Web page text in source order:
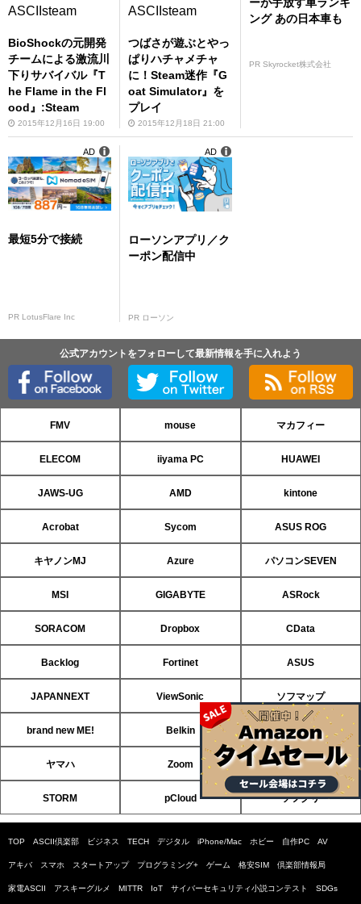
ASCIIsteam
BioShockの元開発
チームによる激流川
下りサバイバル『T
he Flame in the Fl
ood』:Steam
2015年12月16日 19:00
ASCIIsteam
つばさが遊ぶとやっ
ぱりハチャメチャ
に！Steam迷作『G
oat Simulator』を
プレイ
2015年12月18日 21:00
ング あの日本車も
PR Skyrocket株式会社
最短5分で接続
PR LotusFlare Inc
AD
ローソンアプリ／ク
ーポン配信中
PR ローソン
AD
公式アカウントをフォローして最新情報を手に入れよう
FMV mouse マカフィー
ELECOM iiyama PC HUAWEI
JAWS-UG AMD kintone
Acrobat Sycom ASUS ROG
キヤノンMJ Azure パソコンSEVEN
MSI GIGABYTE ASRock
SORACOM Dropbox CData
Backlog Fortinet ASUS
JAPANNEXT ViewSonic ソフマップ
brand new ME! Belkin HP
ヤマハ Zoom ソフトバンクのIoT
STORM pCloud ソフクリ
TOP ASCII倶楽部 ビジネス TECH デジタル iPhone/Mac ホビー 自作PC AV
アキバ スマホ スタートアップ プログラミング+ ゲーム 格安SIM 倶楽部情報局
家電ASCII アスキーグルメ MITTR IoT サイバーセキュリティ小説コンテスト SDGs